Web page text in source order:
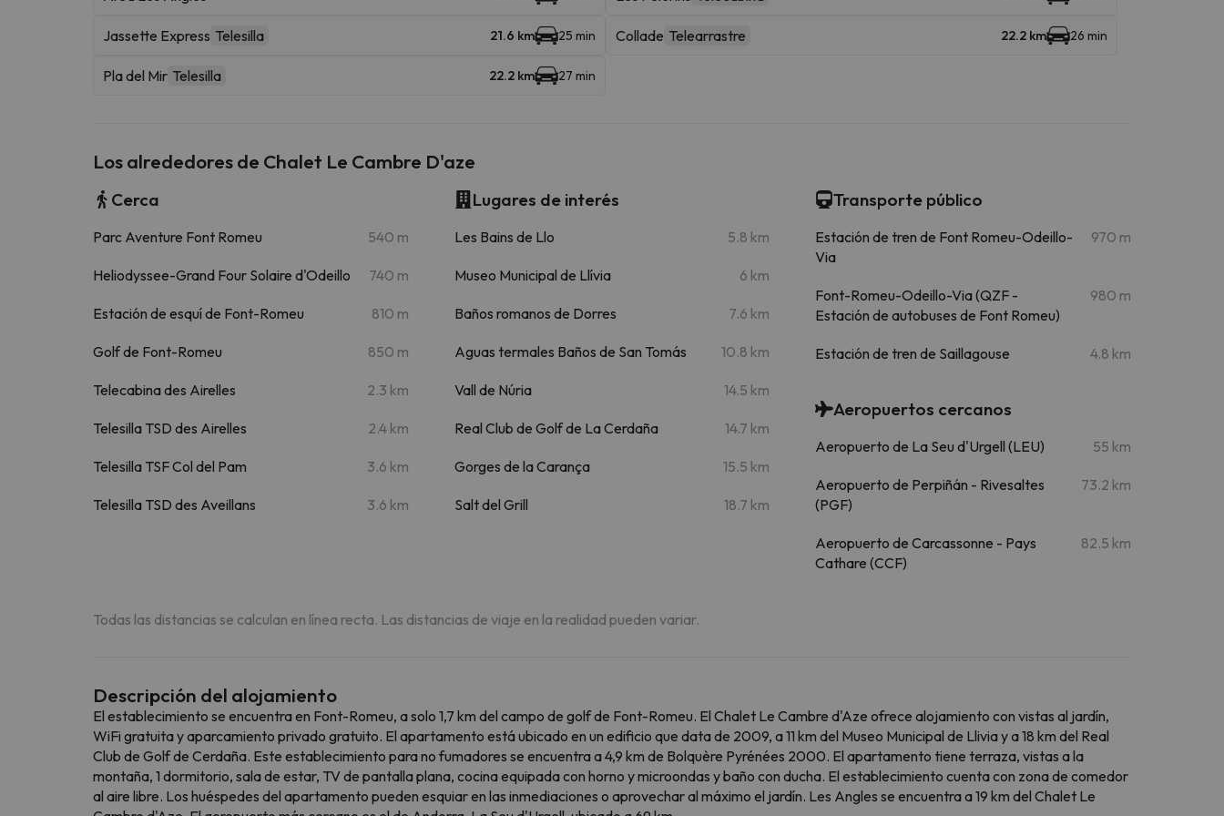
Jassette Express Telesilla 21.6 km 25 min Collade Telearrastre 22.2 km 26 min
Pla del Mir Telesilla 22.2 km 27 min
Los alrededores de Chalet Le Cambre D'aze
Cerca
Parc Aventure Font Romeu 540 m
Heliodyssee-Grand Four Solaire d'Odeillo 740 m
Estación de esquí de Font-Romeu 810 m
Golf de Font-Romeu 850 m
Telecabina des Airelles 2.3 km
Telesilla TSD des Airelles 2.4 km
Telesilla TSF Col del Pam 3.6 km
Telesilla TSD des Aveillans 3.6 km
Lugares de interés
Les Bains de Llo 5.8 km
Museo Municipal de Llívia 6 km
Baños romanos de Dorres 7.6 km
Aguas termales Baños de San Tomás 10.8 km
Vall de Núria 14.5 km
Real Club de Golf de La Cerdaña 14.7 km
Gorges de la Carança 15.5 km
Salt del Grill 18.7 km
Transporte público
Estación de tren de Font Romeu-Odeillo-
Via
970 m
Font-Romeu-Odeillo-Via (QZF -
Estación de autobuses de Font Romeu)
980 m
Estación de tren de Saillagouse 4.8 km
Aeropuertos cercanos
Aeropuerto de La Seu d'Urgell (LEU) 55 km
Aeropuerto de Perpiñán - Rivesaltes
(PGF)
73.2 km
Aeropuerto de Carcassonne - Pays
Cathare (CCF)
82.5 km
Todas las distancias se calculan en línea recta. Las distancias de viaje en la realidad pueden variar.
Descripción del alojamiento
El establecimiento se encuentra en Font-Romeu, a solo 1,7 km del campo de golf de Font-Romeu. El Chalet Le Cambre d'Aze ofrece alojamiento con vistas al jardín,
WiFi gratuita y aparcamiento privado gratuito. El apartamento está ubicado en un edificio que data de 2009, a 11 km del Museo Municipal de Llivia y a 18 km del Real
Club de Golf de Cerdaña. Este establecimiento para no fumadores se encuentra a 4,9 km de Bolquère Pyrénées 2000. El apartamento tiene terraza, vistas a la
montaña, 1 dormitorio, sala de estar, TV de pantalla plana, cocina equipada con horno y microondas y baño con ducha. El establecimiento cuenta con zona de comedor
al aire libre. Los huéspedes del apartamento pueden esquiar en las inmediaciones o aprovechar al máximo el jardín. Les Angles se encuentra a 19 km del Chalet Le